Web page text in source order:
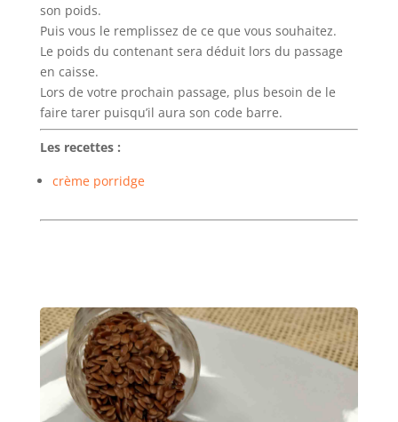
son poids.
Puis vous le remplissez de ce que vous souhaitez.
Le poids du contenant sera déduit lors du passage
en caisse.
Lors de votre prochain passage, plus besoin de le
faire tarer puisqu’il aura son code barre.
Les recettes :
crème porridge